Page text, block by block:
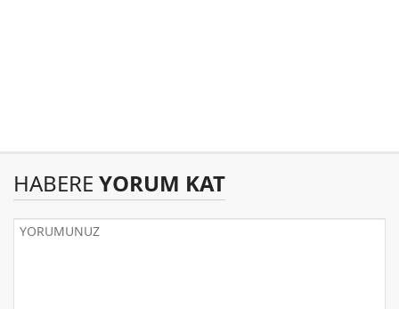
HABERE YORUM KAT